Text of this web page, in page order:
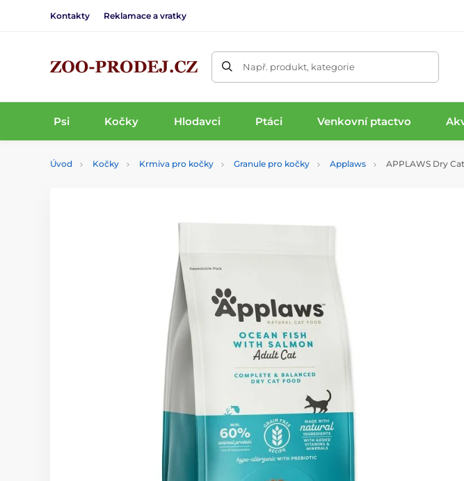
Kontakty Reklamace a vratky
Např. produkt, kategorie
Psi Kočky Hlodavci Ptáci Venkovní ptactvo
Úvod Kočky Krmiva pro kočky Granule pro kočky Applaws APPLAWS Dry